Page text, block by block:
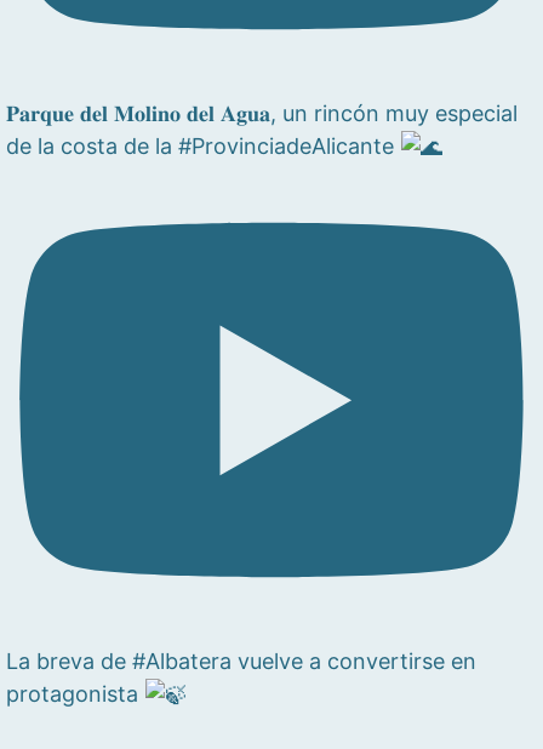
𝐏𝐚𝐫𝐪𝐮𝐞 𝐝𝐞𝐥 𝐌𝐨𝐥𝐢𝐧𝐨 𝐝𝐞𝐥 𝐀𝐠𝐮𝐚, un rincón muy especial
de la costa de la #ProvinciadeAlicante
La breva de #Albatera vuelve a convertirse en
protagonista